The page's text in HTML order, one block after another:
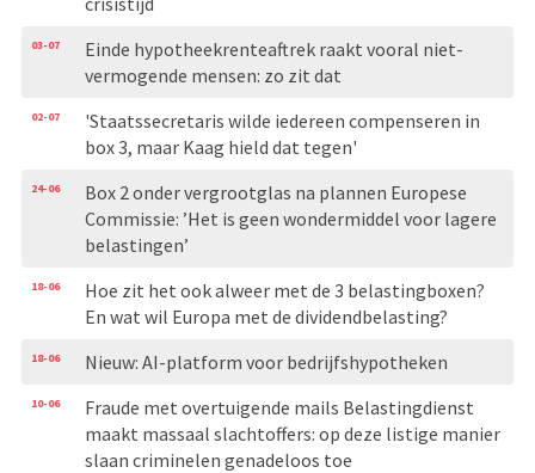
03-07
Einde hypotheekrenteaftrek raakt vooral niet-
vermogende mensen: zo zit dat
02-07
'Staatssecretaris wilde iedereen compenseren in
box 3, maar Kaag hield dat tegen'
24-06
Box 2 onder vergrootglas na plannen Europese
Commissie: ’Het is geen wondermiddel voor lagere
belastingen’
18-06
Hoe zit het ook alweer met de 3 belastingboxen?
En wat wil Europa met de dividendbelasting?
18-06 Nieuw: AI-platform voor bedrijfshypotheken
10-06
Fraude met overtuigende mails Belastingdienst
maakt massaal slachtoffers: op deze listige manier
slaan criminelen genadeloos toe